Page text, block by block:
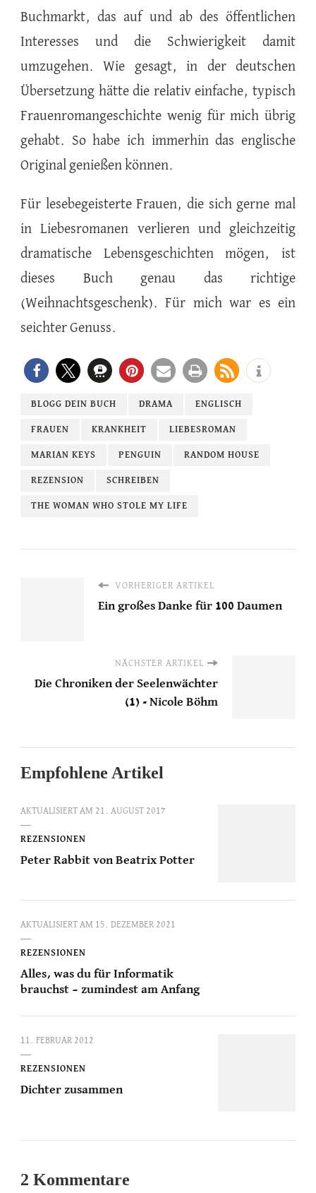
Buchmarkt, das auf und ab des öffentlichen
Interesses und die Schwierigkeit damit
umzugehen. Wie gesagt, in der deutschen
Übersetzung hätte die relativ einfache, typisch
Frauenromangeschichte wenig für mich übrig
gehabt. So habe ich immerhin das englische
Original genießen können.
Für lesebegeisterte Frauen, die sich gerne mal
in Liebesromanen verlieren und gleichzeitig
dramatische Lebensgeschichten mögen, ist
dieses Buch genau das richtige
(Weihnachtsgeschenk). Für mich war es ein
seichter Genuss.
BLOGG DEIN BUCH DRAMA ENGLISCH
FRAUEN KRANKHEIT LIEBESROMAN
MARIAN KEYS PENGUIN RANDOM HOUSE
REZENSION SCHREIBEN
THE WOMAN WHO STOLE MY LIFE
VORHERIGER ARTIKEL
Ein großes Danke für 100 Daumen
NÄCHSTER ARTIKEL
Die Chroniken der Seelenwächter
(1) - Nicole Böhm
Empfohlene Artikel
AKTUALISIERT AM 21. AUGUST 2017
REZENSIONEN
Peter Rabbit von Beatrix Potter
AKTUALISIERT AM 15. DEZEMBER 2021
REZENSIONEN
Alles, was du für Informatik
brauchst – zumindest am Anfang
11. FEBRUAR 2012
REZENSIONEN
Dichter zusammen
2 Kommentare